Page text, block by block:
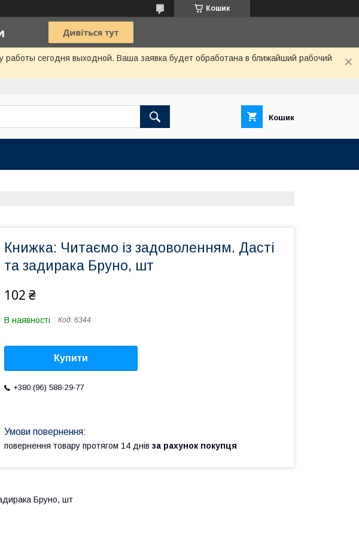
Кошик
работы сегодня выходной. Ваша заявка будет обработана в ближайший рабочий
Кошик
Книжка: Читаємо із задоволенням. Дасті
та задирака Бруно, шт
102 ₴
В наявності Код: 6344
Купити
+380 (96) 588-29-77
повернення товару протягом 14 днів за рахунок покупця
Бруно, шт